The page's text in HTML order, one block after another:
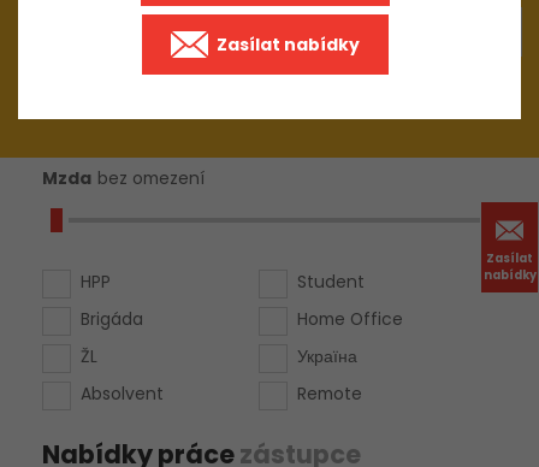
Zasílat
nabídky
Mzda bez omezení
HPP
Brigáda
ŽL
Absolvent
Student
Home Office
Україна
Remote
Nabídky prácezástupce
Zasílat nabídky